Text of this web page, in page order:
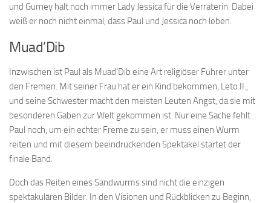
und Gurney hält noch immer Lady Jessica für die Verräterin. Dabei
weiß er noch nicht einmal, dass Paul und Jessica noch leben.
Muad’Dib
Inzwischen ist Paul als Muad’Dib eine Art religiöser Führer unter
den Fremen. Mit seiner Frau hat er ein Kind bekommen, Leto II.,
und seine Schwester macht den meisten Leuten Angst, da sie mit
besonderen Gaben zur Welt gekommen ist. Nur eine Sache fehlt
Paul noch, um ein echter Freme zu sein, er muss einen Wurm
reiten und mit diesem beeindruckenden Spektakel startet der
finale Band.
Doch das Reiten eines Sandwurms sind nicht die einzigen
spektakulären Bilder. In den Visionen und Rückblicken zu Beginn,